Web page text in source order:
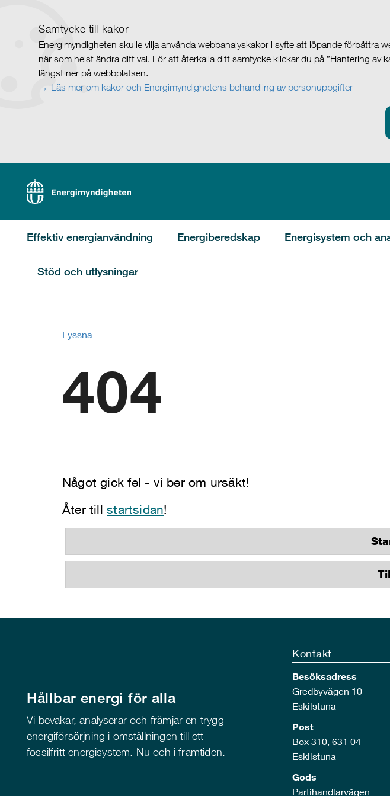
Samtycke till kakor
Energimyndigheten skulle vilja använda webbanalyskakor i syfte att löpande förbättra
när som helst ändra ditt val. För att återkalla ditt samtycke klickar du på ”Hantering av
längst ner på webbplatsen.
Läs mer om kakor och Energimyndighetens behandling av personuppgifter
Effektiv energianvändning Energiberedskap Energisystem och
Stöd och utlysningar
Lyssna
404
Något gick fel - vi ber om ursäkt!
Åter tillstartsidan!
Hållbar energi för alla
Vi bevakar, analyserar och främjar en trygg
energiförsörjning i omställningen till ett
fossilfritt energisystem. Nu och i framtiden.
Kontakt
Besöksadress
Gredbyvägen 10
Eskilstuna
Post
Box 310, 631 04
Eskilstuna
Gods
Partihandlarvägen